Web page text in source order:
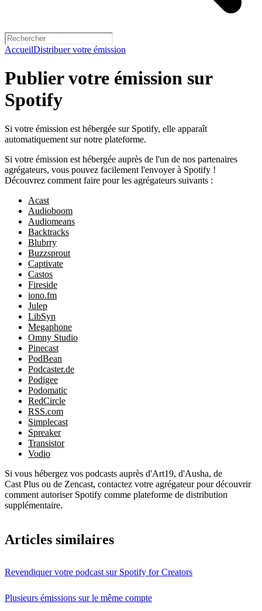
AccueilDistribuer votre émission
Publier votre émission sur
Spotify
Si votre émission est hébergée sur Spotify, elle apparaît
automatiquement sur notre plateforme.
Si votre émission est hébergée auprès de l'un de nos partenaires
agrégateurs, vous pouvez facilement l'envoyer à Spotify !
Découvrez comment faire pour les agrégateurs suivants :
Acast
Audioboom
Audiomeans
Backtracks
Blubrry
Buzzsprout
Captivate
Castos
Fireside
iono.fm
Julep
LibSyn
Megaphone
Omny Studio
Pinecast
PodBean
Podcaster.de
Podigee
Podomatic
RedCircle
RSS.com
Simplecast
Spreaker
Transistor
Vodio
Si vous hébergez vos podcasts auprès d'Art19, d'Ausha, de
Cast Plus ou de Zencast, contactez votre agrégateur pour découvrir
comment autoriser Spotify comme plateforme de distribution
supplémentaire.
Articles similaires
Revendiquer votre podcast sur Spotify for Creators
Plusieurs émissions sur le même compte